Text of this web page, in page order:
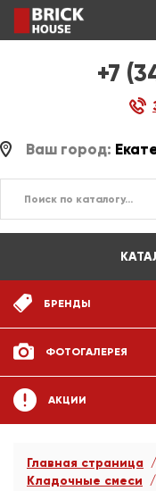
+7
Ваш город:
БРЕНДЫ
ФОТОГАЛЕРЕЯ
АКЦИИ
Главная страница
Кладочные смеси